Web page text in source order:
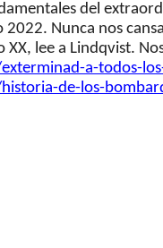
del
Nunca nos
lee a Lindqvist.
a-todos-
de-los-